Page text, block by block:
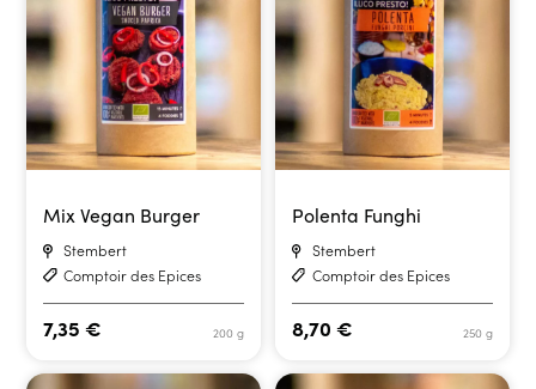
Mix Vegan Burger
Stembert
Comptoir des Epices
200 g
7,35€
Polenta Funghi
Stembert
Comptoir des Epices
250 g
8,70 €